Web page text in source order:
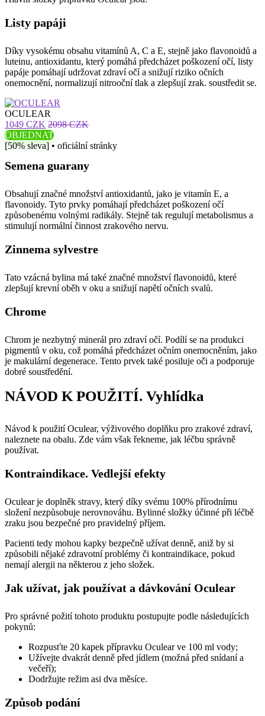
Listy papáji
Díky vysokému obsahu vitamínů A, C a E, stejně jako flavonoidů a
luteinu, antioxidantu, který pomáhá předcházet poškození očí, listy
papáje pomáhají udržovat zdraví očí a snižují riziko očních
onemocnění, normalizují nitrooční tlak a zlepšují zrak. soustředit se.
OCULEAR
1049 CZK 2098 CZK
OBJEDNAT
[50% sleva] • oficiální stránky
Semena guarany
Obsahují značné množství antioxidantů, jako je vitamín E, a
flavonoidy. Tyto prvky pomáhají předcházet poškození očí
způsobenému volnými radikály. Stejně tak regulují metabolismus a
stimulují normální činnost zrakového nervu.
Zinnema sylvestre
Tato vzácná bylina má také značné množství flavonoidů, které
zlepšují krevní oběh v oku a snižují napětí očních svalů.
Chrome
Chrom je nezbytný minerál pro zdraví očí. Podílí se na produkci
pigmentů v oku, což pomáhá předcházet očním onemocněním, jako
je makulární degenerace. Tento prvek také posiluje oči a podporuje
dobré soustředění.
NÁVOD K POUŽITÍ. Vyhlídka
Návod k použití Oculear, výživového doplňku pro zrakové zdraví,
naleznete na obalu. Zde vám však řekneme, jak léčbu správně
používat.
Kontraindikace. Vedlejší efekty
Oculear je doplněk stravy, který díky svému 100% přírodnímu
složení nezpůsobuje nerovnováhu. Bylinné složky účinné při léčbě
zraku jsou bezpečné pro pravidelný příjem.
Pacienti tedy mohou kapky bezpečně užívat denně, aniž by si
způsobili nějaké zdravotní problémy či kontraindikace, pokud
nemají alergii na některou z jeho složek.
Jak užívat, jak používat a dávkování Oculear
Pro správné požití tohoto produktu postupujte podle následujících
pokynů:
Rozpusťte 20 kapek přípravku Oculear ve 100 ml vody;
Užívejte dvakrát denně před jídlem (možná před snídaní a
večeří);
Dodržujte režim asi dva měsíce.
Způsob podání